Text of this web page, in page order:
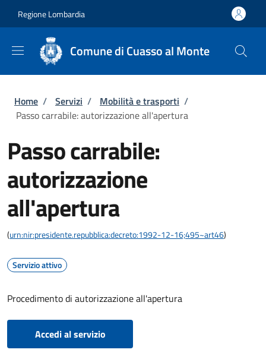
Regione Lombardia
Comune di Cuasso al Monte
Briciole di pane
Home / Servizi / Mobilità e trasporti /
Passo carrabile: autorizzazione all'apertura
Passo carrabile:
autorizzazione
all'apertura
(urn:nir:presidente.repubblica:decreto:1992-12-16;495~art46)
Servizio attivo
Procedimento di autorizzazione all'apertura
Accedi al servizio